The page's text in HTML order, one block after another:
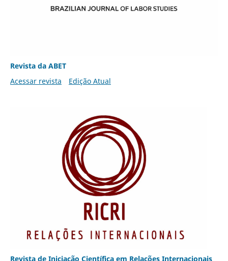
Revista da ABET
Acessar revista
Edição Atual
Revista de Iniciação Científica em Relações Internacionais